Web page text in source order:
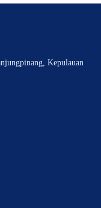
Kepulauan